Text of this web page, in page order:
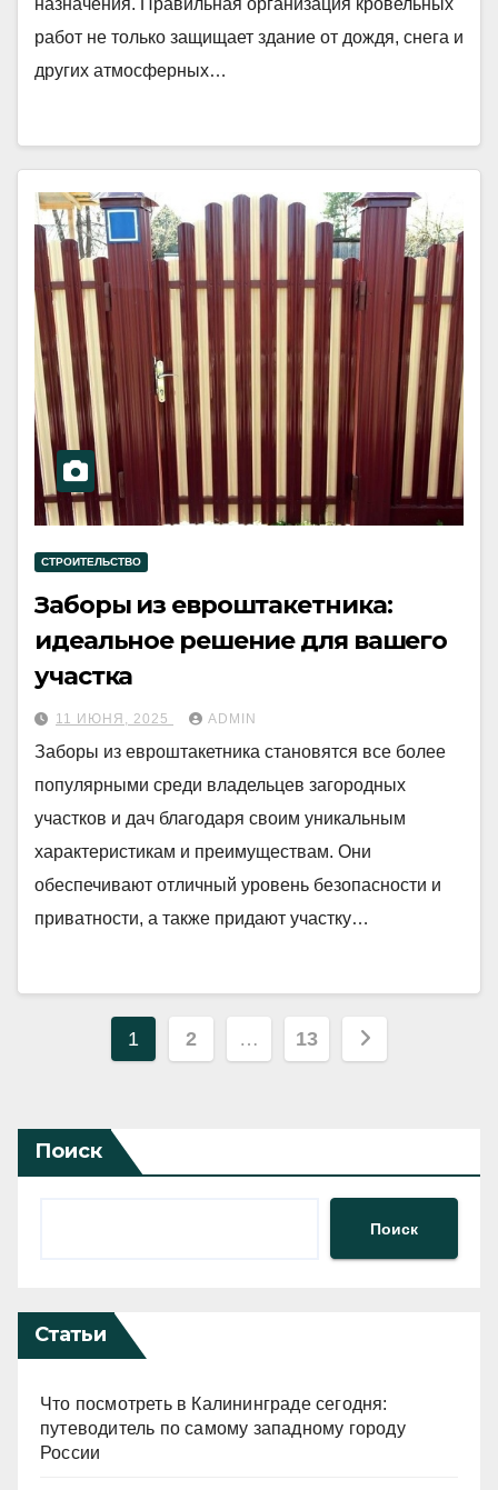
назначения. Правильная организация кровельных
работ не только защищает здание от дождя, снега и
других атмосферных…
СТРОИТЕЛЬСТВО
Заборы из евроштакетника:
идеальное решение для вашего
участка
11 ИЮНЯ, 2025 ADMIN
Заборы из евроштакетника становятся все более
популярными среди владельцев загородных
участков и дач благодаря своим уникальным
характеристикам и преимуществам. Они
обеспечивают отличный уровень безопасности и
приватности, а также придают участку…
Пагинация
1 2 … 13
Поиск
Поиск
Статьи
Что посмотреть в Калининграде сегодня:
путеводитель по самому западному городу
России